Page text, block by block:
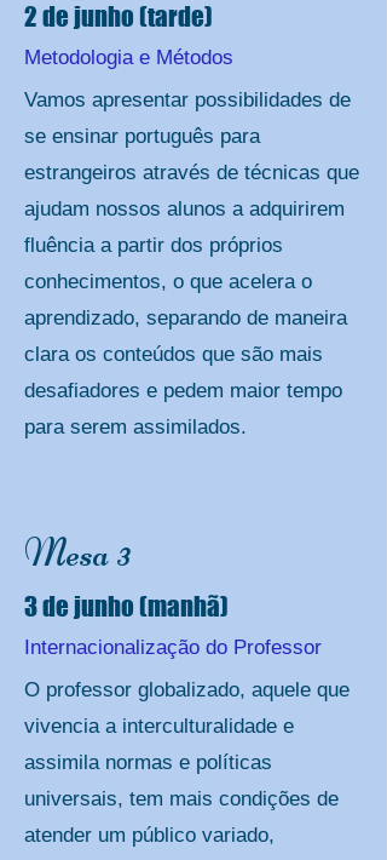
2 de junho (tarde)
Metodologia e Métodos
Vamos apresentar possibilidades de
se ensinar português para
estrangeiros através de técnicas que
ajudam nossos alunos a adquirirem
fluência a partir dos próprios
conhecimentos, o que acelera o
aprendizado, separando de maneira
clara os conteúdos que são mais
desafiadores e pedem maior tempo
para serem assimilados.
Mesa 3
3 de junho (manhã)
Internacionalização do Professor
O professor globalizado, aquele que
vivencia a interculturalidade e
assimila normas e políticas
universais, tem mais condições de
atender um público variado,